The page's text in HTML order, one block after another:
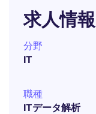
求人情報
分野
IT
職種
ITデータ解析